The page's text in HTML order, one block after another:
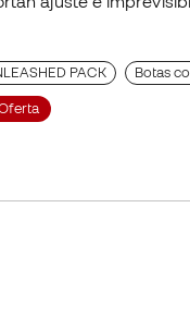
PACK Botas